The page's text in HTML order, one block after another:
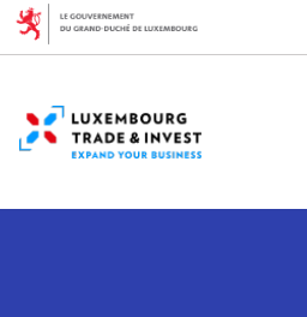
Cookies management panel